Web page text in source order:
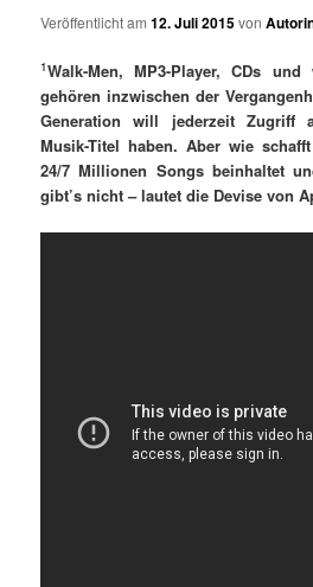
Veröffentlicht am12. Juli 2015von
1Walk-Men, MP3-Player, CDs und
gehören inzwischen der
Generation will jederzeit Zugriff
Musik-Titel haben. Aber wie
24/7 Millionen Songs beinhaltet
gibt’s nicht – lautet die Devise von